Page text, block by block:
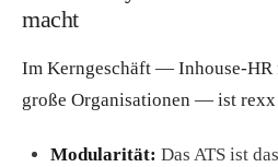
macht
Im Kerngeschäft — Inhouse-HR
große Organisationen — ist
Modularität: Das ATS ist